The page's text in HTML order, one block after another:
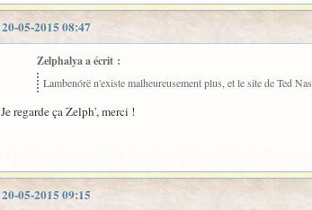
20-05-2015 08:47
Zelphalya a écrit :
Lambenórë n'existe malheureusement plus, et le site de Ted
Je regarde ça Zelph', merci !
20-05-2015 09:15